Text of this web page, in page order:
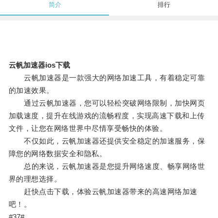
简介 排行
云帆加速器ios下载
云帆加速器是一款强大的网络加速工具，有着稳定可靠
的加速效果。
通过云帆加速器，您可以轻松突破网络限制，加快网页
加载速度，提升在线游戏的流畅程度，实现高速下载和上传
文件，让您在网络世界中尽情享受畅快的体验。
不仅如此，云帆加速器还提供安全稳定的加速服务，保
障您的网络数据安全和隐私。
总的来说，云帆加速器是您提升网络速度、畅享网络世
界的理想选择。
赶快点击下载，体验云帆加速器带来的高速网络加速
吧！。